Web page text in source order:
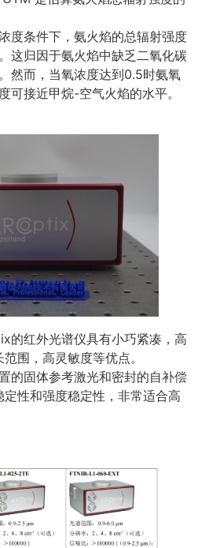
度条件下，氨火焰的总辐射强度
这归因于氨火焰中缺乏二氧化碳
然而，当氧浓度达到0.5时氨氧
可接近甲烷-空气火焰的水平。
的红外光谱仪具有小巧紧凑，高
围，高灵敏度等优点。
的固体参考激光和密封的自补偿
性和强度稳定性，非常适合高